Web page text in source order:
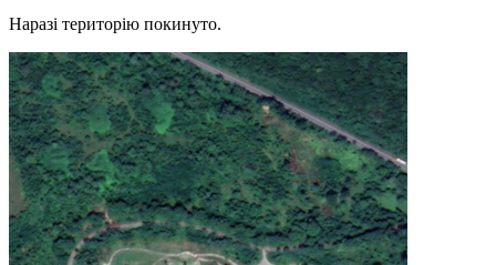
Наразі територію покинуто.